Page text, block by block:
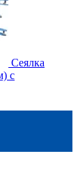
Сеялка
с